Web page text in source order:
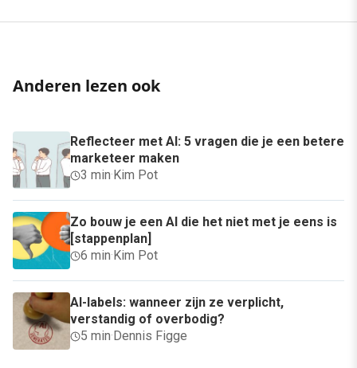
Anderen lezen ook
Reflecteer met AI: 5 vragen die je een betere
marketeer maken
3 min·Kim Pot
Zo bouw je een AI die het niet met je eens is
[stappenplan]
6 min·Kim Pot
AI-labels: wanneer zijn ze verplicht,
verstandig of overbodig?
5 min·Dennis Figge